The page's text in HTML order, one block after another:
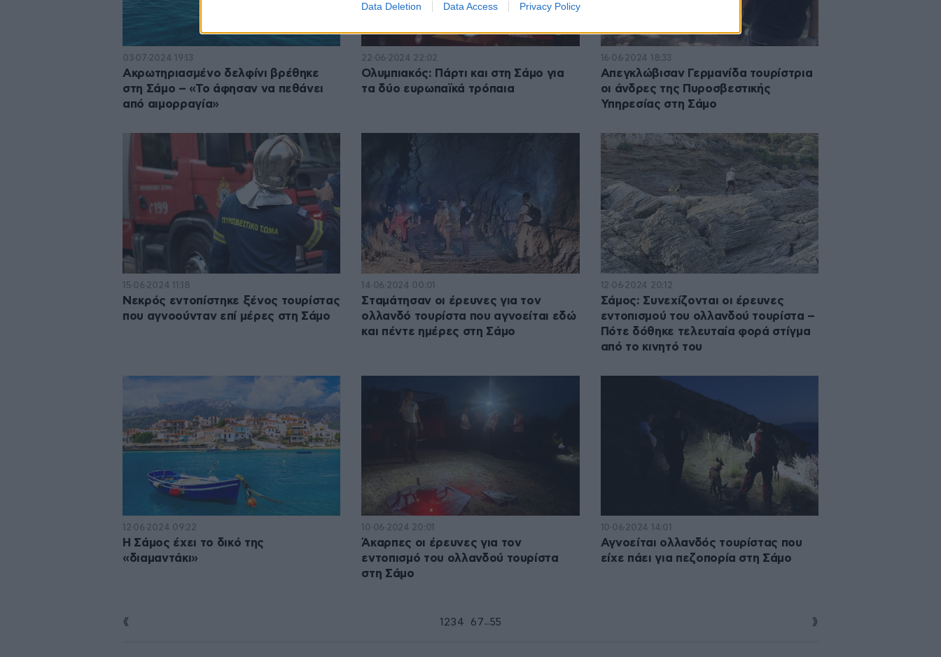
Data Deletion Data Access Privacy Policy
03·07·2024 19:13
Ακρωτηριασμένο δελφίνι βρέθηκε
στη Σάμο – «Το άφησαν να πεθάνει
από αιμορραγία»
22·06·2024 22:02
Ολυμπιακός: Πάρτι και στη Σάμο για
τα δύο ευρωπαϊκά τρόπαια
16·06·2024 18:33
Απεγκλώβισαν Γερμανίδα τουρίστρια
οι άνδρες της Πυροσβεστικής
Υπηρεσίας στη Σάμο
15·06·2024 11:18
Νεκρός εντοπίστηκε ξένος τουρίστας
που αγνοούνταν επί μέρες στη Σάμο
14·06·2024 00:01
Σταμάτησαν οι έρευνες για τον
ολλανδό τουρίστα που αγνοείται εδώ
και πέντε ημέρες στη Σάμο
12·06·2024 20:12
Σάμος: Συνεχίζονται οι έρευνες
εντοπισμού του ολλανδού τουρίστα –
Πότε δόθηκε τελευταία φορά στίγμα
από το κινητό του
12·06·2024 09:22
Η Σάμος έχει το δικό της
«διαμαντάκι»
10·06·2024 20:01
Άκαρπες οι έρευνες για τον
εντοπισμό του ολλανδού τουρίστα
στη Σάμο
10·06·2024 14:01
Αγνοείται ολλανδός τουρίστας που
είχε πάει για πεζοπορία στη Σάμο
1 23 4 6 7 ...55